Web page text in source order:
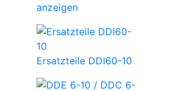
anzeigen
Ersatzteile DDI60-10